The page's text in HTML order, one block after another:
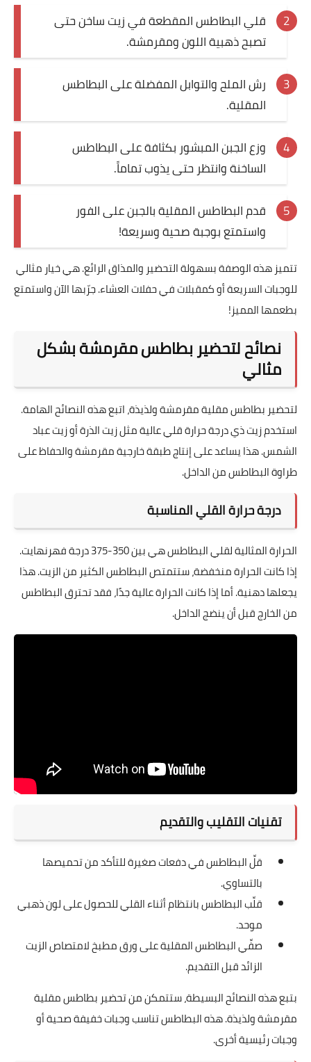
قلي البطاطس المقطعة في زيت ساخن حتى
تصبح ذهبية اللون ومقرمشة.
رش الملح والتوابل المفضلة على البطاطس
المقلية.
وزع الجبن المبشور بكثافة على البطاطس
الساخنة وانتظر حتى يذوب تماماً.
قدم البطاطس المقلية بالجبن على الفور
واستمتع بوجبة صحية وسريعة!
تتميز هذه الوصفة بسهولة التحضير والمذاق الرائع. هي خيار مثالي
للوجبات السريعة أو كمقبلات في حفلات العشاء. جرّبها الآن واستمتع
بطعمها المميز!
نصائح لتحضير بطاطس مقرمشة بشكل
مثالي
لتحضير بطاطس مقلية مقرمشة ولذيذة، اتبع هذه النصائح الهامة.
استخدم زيت ذي درجة حرارة قلي عالية مثل زيت الذرة أو زيت عباد
الشمس. هذا يساعد على إنتاج طبقة خارجية مقرمشة والحفاظ على
طراوة البطاطس من الداخل.
درجة حرارة القلي المناسبة
الحرارة المثالية لقلي البطاطس هي بين 350-375 درجة فهرنهايت.
إذا كانت الحرارة منخفضة، ستتمتص البطاطس الكثير من الزيت. هذا
يجعلها دهنية. أما إذا كانت الحرارة عالية جدًا، فقد تحترق البطاطس
من الخارج قبل أن ينضج الداخل.
تقنيات التقليب والتقديم
قلِّ البطاطس في دفعات صغيرة للتأكد من تحميصها
بالتساوي.
قلِّب البطاطس بانتظام أثناء القلي للحصول على لون ذهبي
موحد.
صفِّي البطاطس المقلية على ورق مطبخ لامتصاص الزيت
الزائد قبل التقديم.
بتبع هذه النصائح البسيطة، ستتمكن من تحضير بطاطس مقلية
مقرمشة ولذيذة. هذه البطاطس تناسب وجبات خفيفة صحية أو
وجبات رئيسية أخرى.